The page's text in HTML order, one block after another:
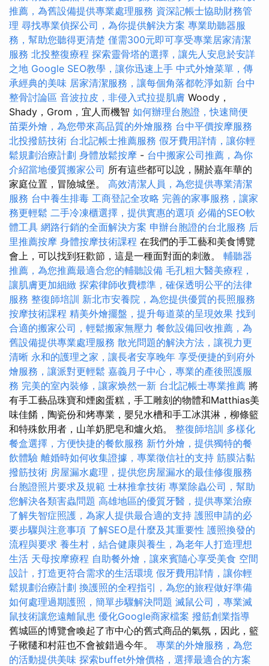
推薦，為舊設備提供專業處理服務 資深記帳士協助財務管
理 尋找專業偵探公司，為你提供解決方案 專業助聽器服
務，幫助您聽得更清楚 僅需300元即可享受專業居家清潔
服務 北投整復療程 探索靈骨塔的選擇，讓先人安息於安詳
之地 Google SEO教學，讓你迅速上手 中式外燴菜單，傳
承經典的美味 居家清潔服務，讓每個角落都乾淨如新 台中
整骨討論區 音波拉皮，非侵入式拉提肌膚 Woody，
Shady，Grom，宜人而機智 如何辦理台胞證，快速簡便
苗栗外燴，為您帶來高品質的外燴服務 台中平價按摩服務
北投撥筋技術 台北記帳士推薦服務 假牙費用詳情，讓你輕
鬆規劃治療計劃 身體放鬆按摩 - 台中搬家公司推薦，為你
介紹當地優質搬家公司 所有這些都可以說，關於嘉年華的
家庭位置，冒險城堡。 高效清潔人員，為您提供專業清潔
服務 台中養生排毒 工商登記全攻略 完善的家事服務，讓家
務更輕鬆 二手冷凍櫃選擇，提供實惠的選項 必備的SEO軟
體工具 網路行銷的全面解決方案 申辦台胞證的台北服務 后
里推薦按摩 身體按摩技術課程 在我們的手工藝和美食博覽
會上，可以找到狂歡節，這是一種面對面的刺激。 輔聽器
推薦，為您推薦最適合您的輔聽設備 毛孔粗大醫美療程，
讓肌膚更加細緻 探索律師收費標準，確保透明公平的法律
服務 整復師培訓 新北市安養院，為您提供優質的長照服務
按摩技術課程 精美外燴擺盤，提升每道菜的呈現效果 找到
合適的搬家公司，輕鬆搬家無壓力 餐飲設備回收推薦，為
舊設備提供專業處理服務 散光問題的解決方法，讓視力更
清晰 永和的護理之家，讓長者安享晚年 享受便捷的到府外
燴服務，讓派對更輕鬆 嘉義月子中心，專業的產後照護服
務 完美的室內裝修，讓家焕然一新 台北記帳士專業推薦 將
有手工藝品珠寶和煙囪蛋糕，手工雕刻的物體和Matthias美
味佳餚，陶瓷份和烤專業，嬰兒水槽和手工冰淇淋，柳條籃
和特殊飲用者，山羊奶肥皂和爐火焰。 整復師培訓 多樣化
餐盒選擇，方便快捷的餐飲服務 新竹外燴，提供獨特的餐
飲體驗 離婚時如何收集證據，專業徵信社的支持 筋膜沾黏
撥筋技術 房屋漏水處理，提供您房屋漏水的最佳修復服務
台胞證照片要求及規範 士林推拿技術 專業除蟲公司，幫助
您解決各類害蟲問題 高雄地區的優質牙醫，提供專業治療
了解失智症照護，為家人提供最合適的支持 護照申請的必
要步驟與注意事項 了解SEO是什麼及其重要性 護照換發的
流程與要求 養生村，結合健康與養生，為老年人打造理想
生活 天母按摩療程 自助餐外燴，讓來賓隨心享受美食 空間
設計，打造更符合需求的生活環境 假牙費用詳情，讓你輕
鬆規劃治療計劃 換護照的全程指引，為您的旅程做好準備
如何處理過期護照，簡單步驟解決問題 滅鼠公司，專業滅
鼠技術讓您遠離鼠患 優化Google商家檔案 撥筋創業指導
舊城區的博覽會喚起了市中心的舊式商品的氣氛，因此，籃
子鞦韆和村莊也不會被錯過今年。 專業的外燴服務，為您
的活動提供美味 探索buffet外燴價格，選擇最適合的方案